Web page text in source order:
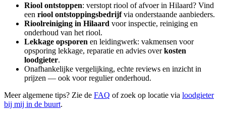
Riool ontstoppen: verstopt riool of afvoer in Hilaard? Vind
een riool ontstoppingsbedrijfvia onderstaande aanbieders.
Rioolreiniging in Hilaard voor inspectie, reiniging en
onderhoud van het riool.
Lekkage opsporen en leidingwerk: vakmensen voor
opsporing lekkage, reparatie en advies overkosten
loodgieter.
Onafhankelijke vergelijking, echte reviews en inzicht in
prijzen — ook voor regulier onderhoud.
Meer algemene tips? Zie de FAQ of zoek op locatie via loodgieter
bij mij in de buurt.